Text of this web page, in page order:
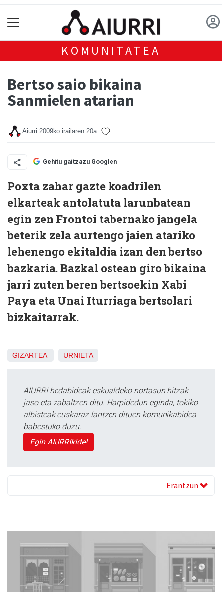
KOMUNITATEA
Bertso saio bikaina
Sanmielen atarian
Aiurri 2009ko irailaren 20a
Gehitu gaitzazu Googlen
Poxta zahar gazte koadrilen
elkarteak antolatuta larunbatean
egin zen Frontoi tabernako jangela
beterik zela aurtengo jaien atariko
lehenengo ekitaldia izan den bertso
bazkaria. Bazkal ostean giro bikaina
jarri zuten beren bertsoekin Xabi
Paya eta Unai Iturriaga bertsolari
bizkaitarrak.
GIZARTEA URNIETA
AIURRI hedabideak eskualdeko nortasun hitzak
jaso eta zabaltzen ditu. Harpidedun eginda, tokiko
albisteak euskaraz lantzen dituen komunikabidea
babestuko duzu.
Egin AIURRIkide!
Erantzun